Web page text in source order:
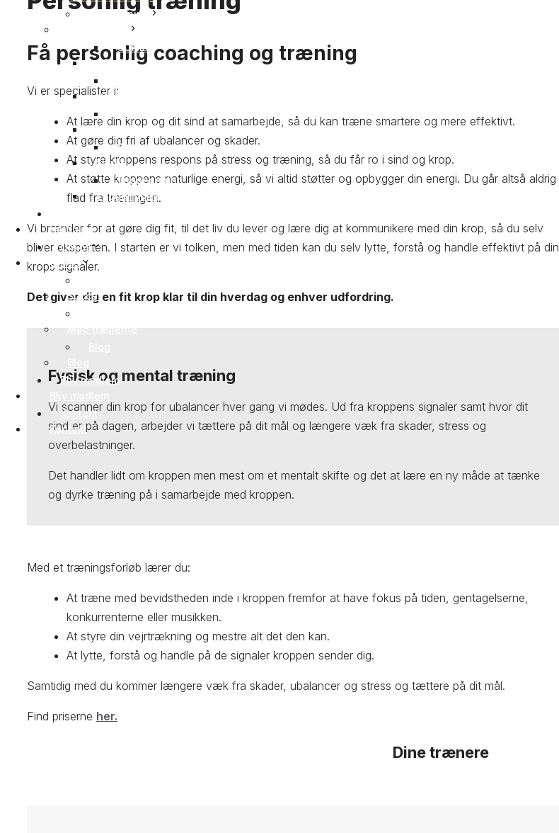
Holdtræning
CONEX
Styrke
Trigger point
Om os
Bliv medlem
Kontakt
CONEX
Internal body flow
Flow
Styrke
Trigger point
Holdplan
Om os
Succes
Kontakt
Få personlig coaching og træning
Vi er specialister i:
At lære din krop og dit sind at samarbejde, så du kan træne smartere og mere effektivt.
At gøre dig fri af ubalancer og skader.
At styre kroppens respons på stress og træning, så du får ro i sind og krop.
At støtte kroppens naturlige energi, så vi altid støtter og opbygger din energi. Du går altså aldrig
flad fra træningen.
Vi brænder for at gøre dig fit, til det liv du lever og lære dig at kommunikere med din krop, så du selv
bliver eksperten. I starten er vi tolken, men med tiden kan du selv lytte, forstå og handle effektivt på din
krops signaler.
Det giver dig en fit krop klar til din hverdag og enhver udfordring.
Fysisk og mental træning
Vi scanner din krop for ubalancer hver gang vi mødes. Ud fra kroppens signaler samt hvor dit
sind er på dagen, arbejder vi tættere på dit mål og længere væk fra skader, stress og
overbelastninger.
Det handler lidt om kroppen men mest om et mentalt skifte og det at lære en ny måde at tænke
og dyrke træning på i samarbejde med kroppen.
Med et træningsforløb lærer du:
At træne med bevidstheden inde i kroppen fremfor at have fokus på tiden, gentagelserne,
konkurrenterne eller musikken.
At styre din vejrtrækning og mestre alt det den kan.
At lytte, forstå og handle på de signaler kroppen sender dig.
Samtidig med du kommer længere væk fra skader, ubalancer og stress og tættere på dit mål.
Find priserne her.
Dine trænere